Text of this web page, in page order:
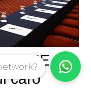
tra UE e
caro